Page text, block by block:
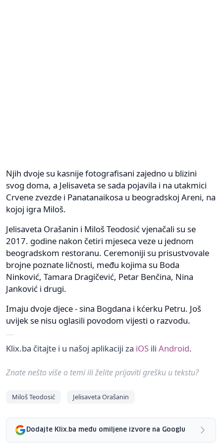
Njih dvoje su kasnije fotografisani zajedno u blizini
svog doma, a Jelisaveta se sada pojavila i na utakmici
Crvene zvezde i Panatanaikosa u beogradskoj Areni, na
kojoj igra Miloš.
Jelisaveta Orašanin i Miloš Teodosić vjenačali su se
2017. godine nakon četiri mjeseca veze u jednom
beogradskom restoranu. Ceremoniji su prisustvovale
brojne poznate ličnosti, među kojima su Boda
Ninković, Tamara Dragičević, Petar Benčina, Nina
Janković i drugi.
Imaju dvoje djece - sina Bogdana i kćerku Petru. Još
uvijek se nisu oglasili povodom vijesti o razvodu.
Klix.ba čitajte i u našoj aplikaciji za iOS ili Android.
Znate nešto više o temi ili želite prijaviti grešku u tekstu?
Miloš Teodosić Jelisaveta Orašanin
Dodajte Klix.ba među omiljene izvore na Googlu